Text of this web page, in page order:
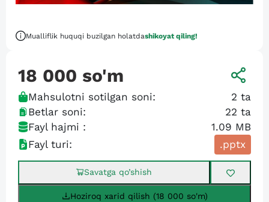
Mualliflik huquqi buzilgan holatdashikoyat qiling!
18 000 so'm
Mahsulotni sotilgan soni: 2 ta
Betlar soni:
22 ta
Fayl hajmi :
1.09 MB
Fayl turi:
.pptx
Savatga qo’shish
Hoziroq xarid qilish (18 000 so'm)